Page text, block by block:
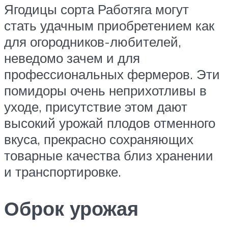
Ягодицы сорта Работяга могут
стать удачным приобретением как
для огородников-любителей,
неведомо зачем и для
профессиональных фермеров. Эти
помидоры очень неприхотливы в
уходе, присутствие этом дают
высокий урожай плодов отменного
вкуса, прекрасно сохраняющих
товарные качества близ хранении
и транспортировке.
Оброк урожая